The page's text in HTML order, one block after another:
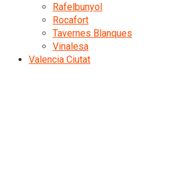
Rafelbunyol
Rocafort
Tavernes Blanques
Vinalesa
Valencia Ciutat